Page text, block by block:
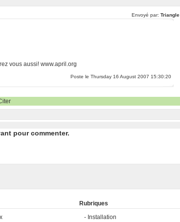
Envoyé par: Triangle
vous aussi! www.april.org
Poste le Thursday 16 August 2007 15:30:20
pour commenter.
Rubriques
Installation